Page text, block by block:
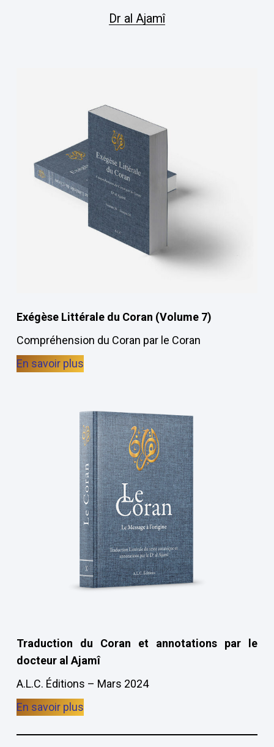
Dr al Ajamî
Exégèse Littérale du Coran (Volume 7)
Compréhension du Coran par le Coran
En savoir plus
Traduction du Coran et annotations par le
docteur al Ajamî
A.L.C. Éditions – Mars 2024
En savoir plus